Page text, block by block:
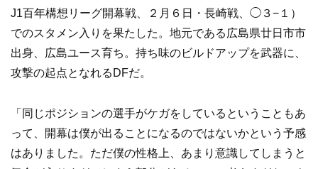
J1百年構想リーグ開幕戦、２月６日・長崎戦、◯３−１）
でのスタメン入りを果たした。地元である広島県廿日市市
出身、広島ユース育ち。持ち味のビルドアップを武器に、
攻撃の起点となれるDFだ。
「同じポジションの選手がケガをしているということもあ
って、開幕は僕が出ることになるのではないかという予感
はありました。ただ僕の性格上、あまり意識してしまうと